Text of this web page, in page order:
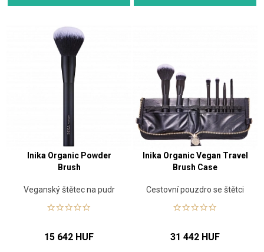
Inika Organic Powder
Brush
Veganský štětec na pudr
15 642 HUF
Inika Organic Vegan Travel
Brush Case
Cestovní pouzdro se štětci
31 442 HUF